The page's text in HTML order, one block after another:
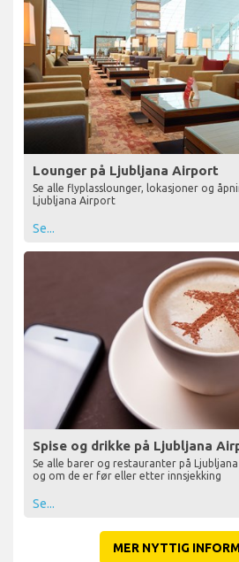
Lounger på Ljubljana Airport
Se alle flyplasslounger, lokasjoner og
Ljubljana Airport
Se...
Spise og drikke på Ljubljana
Se alle barer og restauranter på
og om de er før eller etter innsjekking
Se...
MER NYTTIG